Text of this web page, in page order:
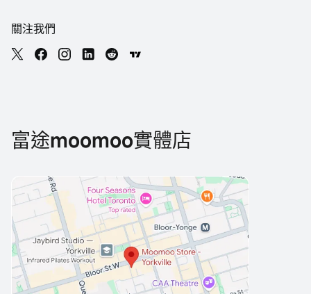
關注我們
富途moomoo實體店